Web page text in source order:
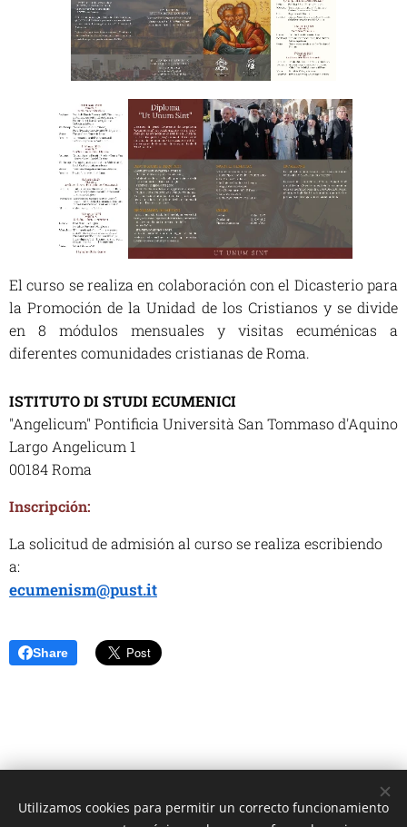
El curso se realiza en colaboración con el Dicasterio para
la Promoción de la Unidad de los Cristianos y se divide
en 8 módulos mensuales y visitas ecuménicas a
diferentes comunidades cristianas de Roma.
ISTITUTO DI STUDI ECUMENICI
"Angelicum" Pontificia Università San Tommaso d'Aquino
Largo Angelicum 1
00184 Roma
Inscripción:
La solicitud de admisión al curso se realiza escribiendo
a:
ecumenism@pust.it
Share
Unione Superiori Generali - Via dei Penitenzieri 19 -00193 ROMA
Utilizamos cookies para permitir un correcto funcionamiento